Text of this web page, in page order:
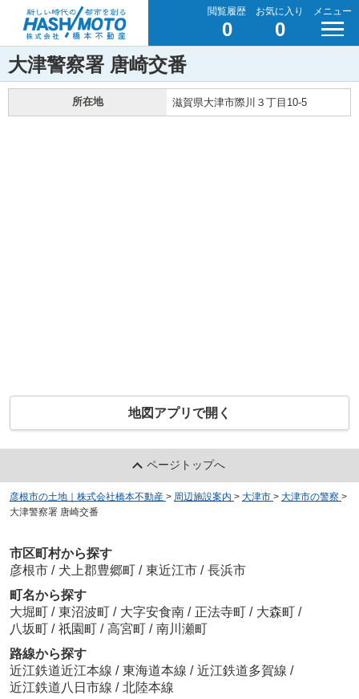
閲覧履歴
0
お気に入り
0
メニュー
大津警察署 唐崎交番
所在地 滋賀県大津市際川３丁目10-5
地図アプリで開く
ページトップへ
彦根市の土地｜株式会社橋本不動産 > 周辺施設案内 > 大津市 > 大津市の警察 >
大津警察署 唐崎交番
市区町村から探す
彦根市 / 犬上郡豊郷町 / 東近江市 / 長浜市
町名から探す
大堀町 / 東沼波町 / 大字安食南 / 正法寺町 / 大森町 /
八坂町 / 祇園町 / 高宮町 / 南川瀬町
路線から探す
近江鉄道近江本線 / 東海道本線 / 近江鉄道多賀線 /
近江鉄道八日市線 / 北陸本線